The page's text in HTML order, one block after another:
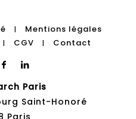
|
Mentions légales
| CGV | Contact
Paris
Saint-Honoré
Paris